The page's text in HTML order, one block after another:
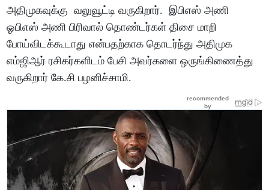
அதிமுகவுக்கு வலுவூட்டி வருகிறார். இபிஎஸ் அணி
ஓபிஎஸ் அணி பிரிவால் தொண்டர்கள் திசை மாறி
போய்விடக்கூடாது என்பதற்காக தொடர்ந்து அதிமுக
எம்ஜிஆர் ரசிகர்களிடம் பேசி அவர்களை ஒருங்கிணைத்து
வருகிறார் கே.சி பழனிச்சாமி.